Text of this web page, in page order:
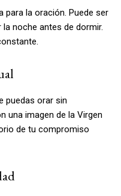
para la oración. Puede ser
noche antes de dormir.
puedas orar sin
una imagen de la Virgen
de tu compromiso